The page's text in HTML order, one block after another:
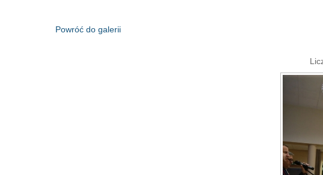
Powróć do galerii